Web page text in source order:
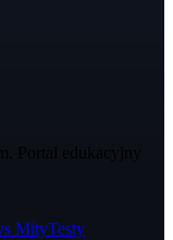
MityTesty